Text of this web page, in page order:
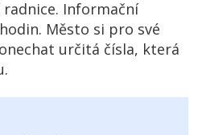
Informační
Město si pro své
určitá čísla, která